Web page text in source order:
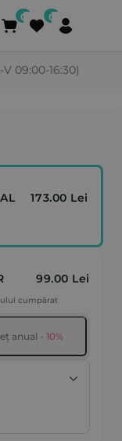
V 09:00-16:30)
173.00 Lei
99.00 Lei
cumpărat
anual - 10%